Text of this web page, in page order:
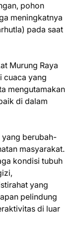
pohon
meningkatnya
pada saat
Murung Raya
cuaca yang
mengutamakan
di dalam
yang berubah-
masyarakat.
kondisi tubuh
yang
pelindung
di luar